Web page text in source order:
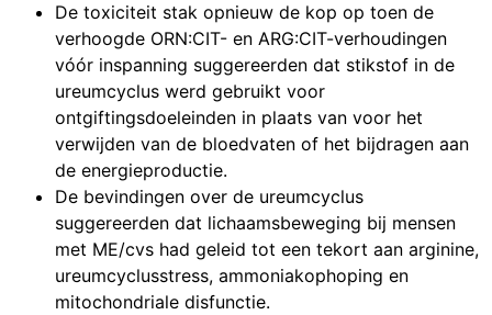
De toxiciteit stak opnieuw de kop op toen de
verhoogde ORN:CIT- en ARG:CIT-verhoudingen
vóór inspanning suggereerden dat stikstof in de
ureumcyclus werd gebruikt voor
ontgiftingsdoeleinden in plaats van voor het
verwijden van de bloedvaten of het bijdragen aan
de energieproductie.
De bevindingen over de ureumcyclus
suggereerden dat lichaamsbeweging bij mensen
met ME/cvs had geleid tot een tekort aan arginine,
ureumcyclusstress, ammoniakophoping en
mitochondriale disfunctie.